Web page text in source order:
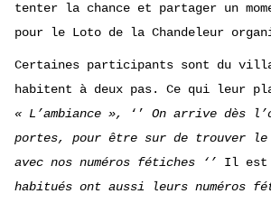
tenter la chance et partager un
pour le Loto de la Chandeleur
Certaines participants sont du
habitent à deux pas. Ce qui leur
« L’ambiance »,
‘’
On arrive dès
portes, pour être sur de trouver le
avec nos numéros fétiches ‘’ Il est
habitués ont aussi leurs numéros